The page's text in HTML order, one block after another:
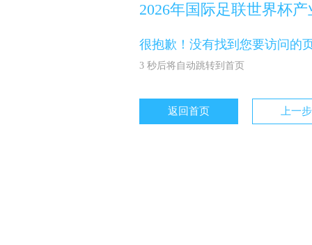
2026年国际足联世界杯
很抱歉！没有找到您要访问的页
3 秒后将自动跳转到首页
返回首页 上一步